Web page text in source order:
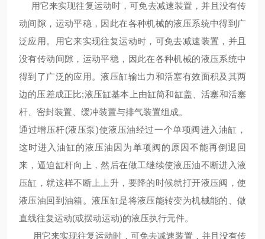
用它来实现往复运动时，可免去减速装置，并且没有传
动间隙，运动平稳，因此在各种机械的液压系统中得到广
泛应用。用它来实现往复运动时，可免去减速装置，并且
没有传动间隙，运动平稳，因此在各种机械的液压系统中
得到了广泛的应用。液压缸输出力和活塞有效面积及其两
边的压差成正比;液压缸基本上由缸筒和缸盖、活塞和活塞
杆、密封装置、缓冲装置与排气装置组成。
通过增压杆(液压泵)使液压油经过一个单项阀进入油缸，
这时进入油缸的液压油因为单项阀的原因不能再倒退回
来，逼迫缸杆向上，然后在做工继续使液压油不断进入液
压缸，就这样不断上上升，要降的时候就打开液压阀，使
液压油回到油箱。液压缸是将液压能转变为机械能的、做
直线往复运动(或摆动运动)的液压执行元件。
用它来实现往复运动时，可免去减速装置，并且没有传